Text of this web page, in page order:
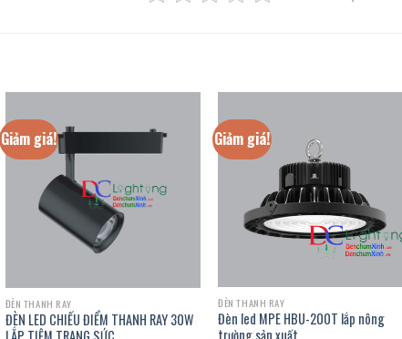
Giảm giá!
ĐÈN THANH RAY
ĐÈN LED CHIẾU ĐIỂM THANH RAY 30W
Giảm giá!
ĐÈN THANH RAY
Đèn led MPE HBU-200T lắp nông
trường sản xuất